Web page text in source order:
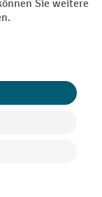
.
ist jh-